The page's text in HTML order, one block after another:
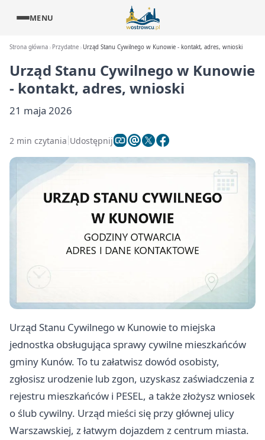
MENU
Strona główna Przydatne Urząd Stanu Cywilnego w Kunowie - kontakt, adres, wnioski
Urząd Stanu Cywilnego w Kunowie
- kontakt, adres, wnioski
21 maja 2026
2 min czytania Udostępnij
Urząd Stanu Cywilnego w Kunowie to miejska
jednostka obsługująca sprawy cywilne mieszkańców
gminy Kunów. To tu załatwisz dowód osobisty,
zgłosisz urodzenie lub zgon, uzyskasz zaświadczenia z
rejestru mieszkańców i PESEL, a także złożysz wniosek
o ślub cywilny. Urząd mieści się przy głównej ulicy
Warszawskiej, z łatwym dojazdem z centrum miasta.